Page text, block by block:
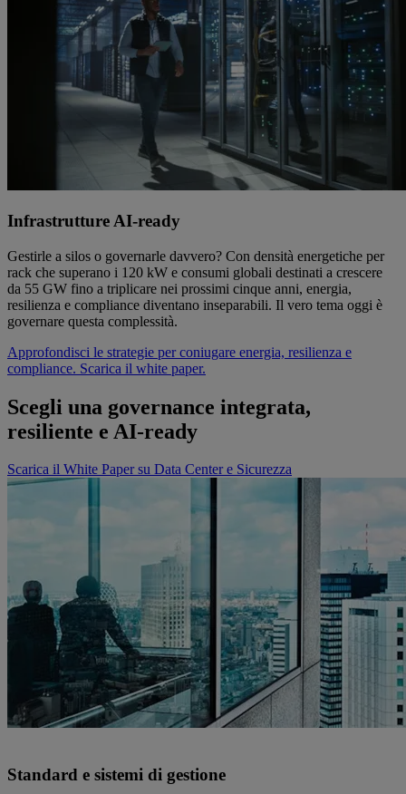
Infrastrutture AI‑ready
Gestirle a silos o governarle davvero? Con densità energetiche per
rack che superano i 120 kW e consumi globali destinati a crescere
da 55 GW fino a triplicare nei prossimi cinque anni, energia,
resilienza e compliance diventano inseparabili. Il vero tema oggi è
governare questa complessità.
Approfondisci le strategie per coniugare energia, resilienza e
compliance. Scarica il white paper.
Scegli una governance integrata,
resiliente e AI-ready
Scarica il White Paper su Data Center e Sicurezza
Standard e sistemi di gestione